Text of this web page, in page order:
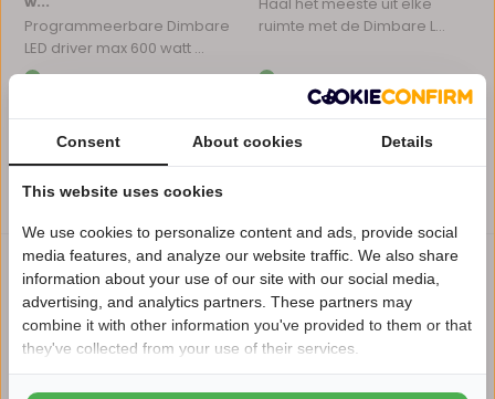
Programmeerbare Dimbare
LED driver max 600 watt ...
Op voorraad
ruimte met de Dimbare L...
Op voorraad
Nu 15% korting
15korting
Consent About cookies Details
This website uses cookies
We use cookies to personalize content and ads, provide social
media features, and analyze our website traffic. We also share
information about your use of our site with our social media,
advertising, and analytics partners. These partners may
combine it with other information you've provided to them or that
they've collected from your use of their services.